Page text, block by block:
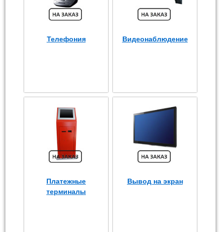
Телефония Видеонаблюдение
Платежные
терминалы
Вывод на экран